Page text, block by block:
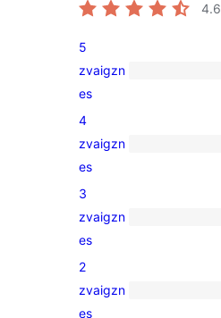
4.6
3
5-
star
reviews
5
zvaigzn
es
2
4-
star
reviews
4
zvaigzn
es
0
3-
star
reviews
3
zvaigzn
es
0
2
zvaigzn
es